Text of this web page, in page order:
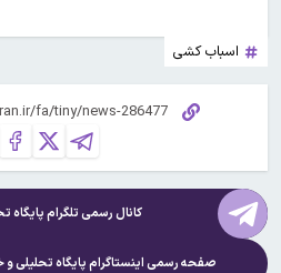
اسباب کشی
کانال رسمی تلگرام پایگاه
صفحه رسمی اینستاگرام پایگاه تحلیلی و